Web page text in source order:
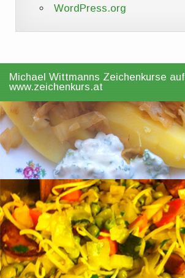
WordPress.org
Michael Wittmanns Zeichenkurse auf
www.zeichenkurs.at